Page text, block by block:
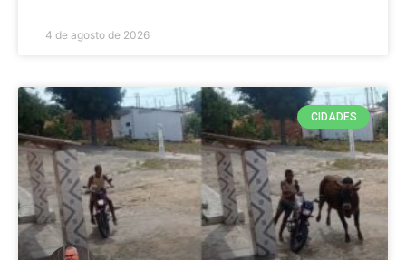
4 de agosto de 2026
CIDADES